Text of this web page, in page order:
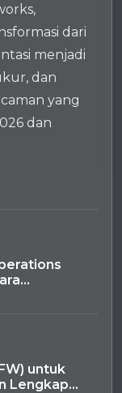
dari
menjadi
dan
yang
dan
untuk
Lengkap